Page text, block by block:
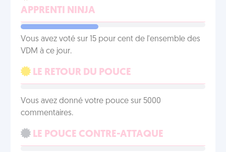
APPRENTI NINJA
Vous avez voté sur 15 pour cent de l'ensemble des
VDM à ce jour.
LE RETOUR DU POUCE
Vous avez donné votre pouce sur 5000
commentaires.
LE POUCE CONTRE-ATTAQUE